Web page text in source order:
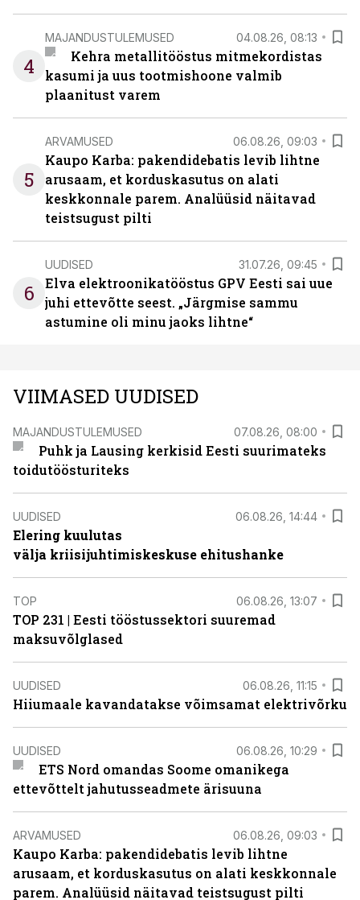
4
MAJANDUSTULEMUSED 04.08.26, 08:13
Kehra metallitööstus mitmekordistas
kasumi ja uus tootmishoone valmib
plaanitust varem
5
ARVAMUSED 06.08.26, 09:03
Kaupo Karba: pakendidebatis levib lihtne
arusaam, et korduskasutus on alati
keskkonnale parem. Analüüsid näitavad
teistsugust pilti
6
UUDISED 31.07.26, 09:45
Elva elektroonikatööstus GPV Eesti sai uue
juhi ettevõtte seest. „Järgmise sammu
astumine oli minu jaoks lihtne“
VIIMASED UUDISED
MAJANDUSTULEMUSED 07.08.26, 08:00
Puhk ja Lausing kerkisid Eesti suurimateks
toidutöösturiteks
UUDISED 06.08.26, 14:44
Elering kuulutas
välja kriisijuhtimiskeskuse ehitushanke
TOP 06.08.26, 13:07
TOP 231 | Eesti tööstussektori suuremad
maksuvõlglased
UUDISED 06.08.26, 11:15
Hiiumaale kavandatakse võimsamat elektrivõrku
UUDISED 06.08.26, 10:29
ETS Nord omandas Soome omanikega
ettevõttelt jahutusseadmete ärisuuna
ARVAMUSED 06.08.26, 09:03
Kaupo Karba: pakendidebatis levib lihtne
arusaam, et korduskasutus on alati keskkonnale
parem. Analüüsid näitavad teistsugust pilti